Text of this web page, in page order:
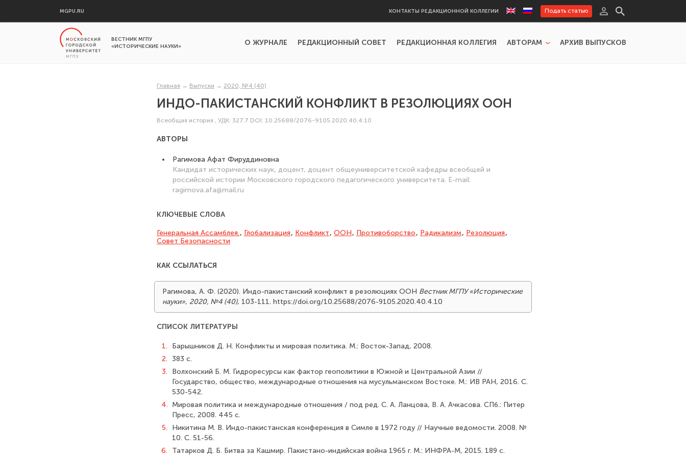
MGPU.RU КОНТАКТЫ РЕДАКЦИОННОЙ КОЛЛЕГИИ Подать статью
ВЕСТНИК МГПУ
«ИСТОРИЧЕСКИЕ НАУКИ»
О ЖУРНАЛЕ РЕДАКЦИОННЫЙ СОВЕТ РЕДАКЦИОННАЯ КОЛЛЕГИЯ АВТОРАМ АРХИВ ВЫПУСКОВ
Главная → Выпуски → 2020, №4 (40)
ИНДО-ПАКИСТАНСКИЙ КОНФЛИКТ В РЕЗОЛЮЦИЯХ ООН
Всеобщая история , УДК: 327.7 DOI: 10.25688/2076-9105.2020.40.4.10
АВТОРЫ
Рагимова Афат Фируддиновна
Кандидат исторических наук, доцент, доцент общеуниверситетской кафедры всеобщей и
российской истории Московского городского педагогического университета. E-mail:
ragimova.afa@mail.ru
КЛЮЧЕВЫЕ СЛОВА
Генеральная Ассамблея., Глобализация, Конфликт, ООН, Противоборство, Радикализм, Резо­люция,
Совет Безопасности
КАК ССЫЛАТЬСЯ
Рагимова, А. Ф. (2020). Индо-пакистанский конфликт в резолюциях ООН Вестник МГПУ «Исторические
науки», 2020, №4 (40), 103-111. https://doi.org/10.25688/2076-9105.2020.40.4.10
СПИСОК ЛИТЕРАТУРЫ
1.
Барышников Д. Н. Конфликты и мировая политика. М.: Восток-Запад, 2008.
2. 383 с.
3.
Волхонский Б. М. Гидроресурсы как фактор геополитики в Южной и Цент­ральной Азии //
Государство, общество, международные отношения на мусульманском Востоке. М.: ИВ РАН, 2016. С.
530-542.
4. Мировая политика и международные отношения / под ред. С. А. Ланцова, В. А. Ачкасова. СПб.: Питер
Пресс, 2008. 445 с.
5.
Никитина М. В. Индо-пакистанская конференция в Симле в 1972 году // Научные ведомости. 2008. №
10. С. 51-56.
6.
Татарков Д. Б. Битва за Кашмир. Пакистано-индийская война 1965 г. М.: ИНФРА-М, 2015. 189 с.